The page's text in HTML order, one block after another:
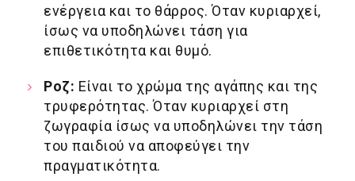
ενέργεια και το θάρρος. Όταν κυριαρχεί,
ίσως να υποδηλώνει τάση για
επιθετικότητα και θυμό.
Ροζ: Είναι το χρώμα της αγάπης και της
τρυφερότητας. Όταν κυριαρχεί στη
ζωγραφία ίσως να υποδηλώνει την τάση
του παιδιού να αποφεύγει την
πραγματικότητα.